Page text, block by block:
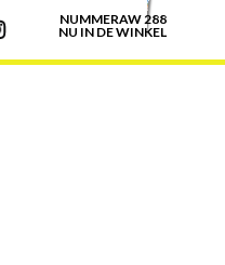
NUMMERAW 288
NU IN DE WINKEL